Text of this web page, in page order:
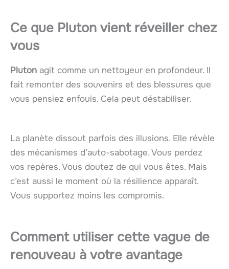
Ce que Pluton vient réveiller chez
vous
Pluton agit comme un nettoyeur en profondeur. Il
fait remonter des souvenirs et des blessures que
vous pensiez enfouis. Cela peut déstabiliser.
La planète dissout parfois des illusions. Elle révèle
des mécanismes d’auto-sabotage. Vous perdez
vos repères. Vous doutez de qui vous êtes. Mais
c’est aussi le moment où la résilience apparaît.
Vous supportez moins les compromis.
Comment utiliser cette vague de
renouveau à votre avantage